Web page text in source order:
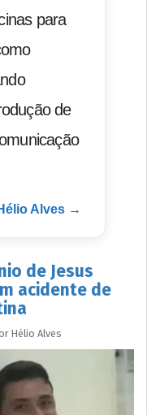
para
de
Alves →
de Jesus
acidente de
Hélio Alves